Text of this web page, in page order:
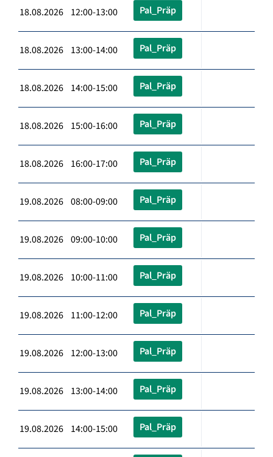
18.08.2026 12:00-13:00 Pal_Präp
18.08.2026 13:00-14:00 Pal_Präp
18.08.2026 14:00-15:00 Pal_Präp
18.08.2026 15:00-16:00 Pal_Präp
18.08.2026 16:00-17:00 Pal_Präp
19.08.2026 08:00-09:00 Pal_Präp
19.08.2026 09:00-10:00 Pal_Präp
19.08.2026 10:00-11:00 Pal_Präp
19.08.2026 11:00-12:00 Pal_Präp
19.08.2026 12:00-13:00 Pal_Präp
19.08.2026 13:00-14:00 Pal_Präp
19.08.2026 14:00-15:00 Pal_Präp